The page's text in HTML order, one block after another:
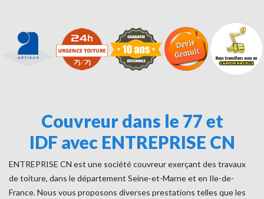
Couvreur dans le 77 et
IDF avec ENTREPRISE CN
ENTREPRISE CN est une société couvreur exerçant des travaux
de toiture, dans le département Seine-et-Marne et en Ile-de-
France. Nous vous proposons diverses prestations telles que les